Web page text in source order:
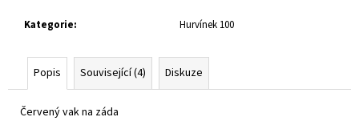
Kategorie: Hurvínek 100
Popis Související (4) Diskuze
Červený vak na záda